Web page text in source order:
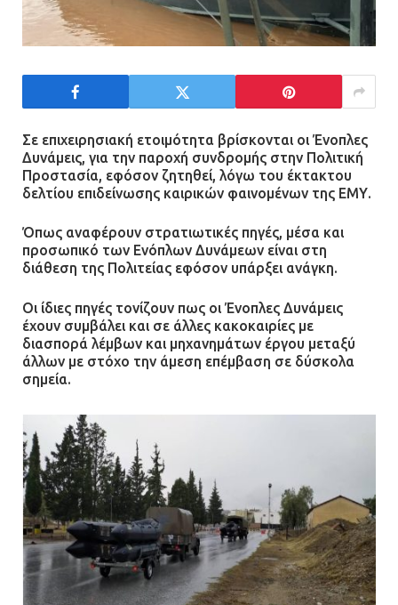
Σε επιχειρησιακή ετοιμότητα βρίσκονται οι Ένοπλες
Δυνάμεις, για την παροχή συνδρομής στην Πολιτική
Προστασία, εφόσον ζητηθεί, λόγω του έκτακτου
δελτίου επιδείνωσης καιρικών φαινομένων της ΕΜΥ.
Όπως αναφέρουν στρατιωτικές πηγές, μέσα και
προσωπικό των Ενόπλων Δυνάμεων είναι στη
διάθεση της Πολιτείας εφόσον υπάρξει ανάγκη.
Οι ίδιες πηγές τονίζουν πως οι Ένοπλες Δυνάμεις
έχουν συμβάλει και σε άλλες κακοκαιρίες με
διασπορά λέμβων και μηχανημάτων έργου μεταξύ
άλλων με στόχο την άμεση επέμβαση σε δύσκολα
σημεία.